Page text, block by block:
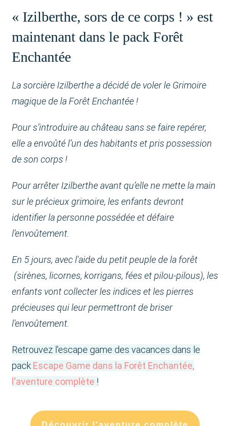
« Izilberthe, sors de ce corps ! » est
maintenant dans le pack Forêt
Enchantée
La sorcière Izilberthe a décidé de voler le Grimoire
magique de la Forêt Enchantée !
Pour s’introduire au château sans se faire repérer,
elle a envoûté l’un des habitants et pris possession
de son corps !
Pour arrêter Izilberthe avant qu’elle ne mette la main
sur le précieux grimoire, les enfants devront
identifier la personne possédée et défaire
l’envoûtement.
En 5 jours, avec l'aide du petit peuple de la forêt
(sirènes, licornes, korrigans, fées et pilou-pilous), les
enfants vont collecter les indices et les pierres
précieuses qui leur permettront de briser
l'envoûtement.
Retrouvez l'escape game des vacances dans le
pack Escape Game dans la Forêt Enchantée,
l'aventure complète !